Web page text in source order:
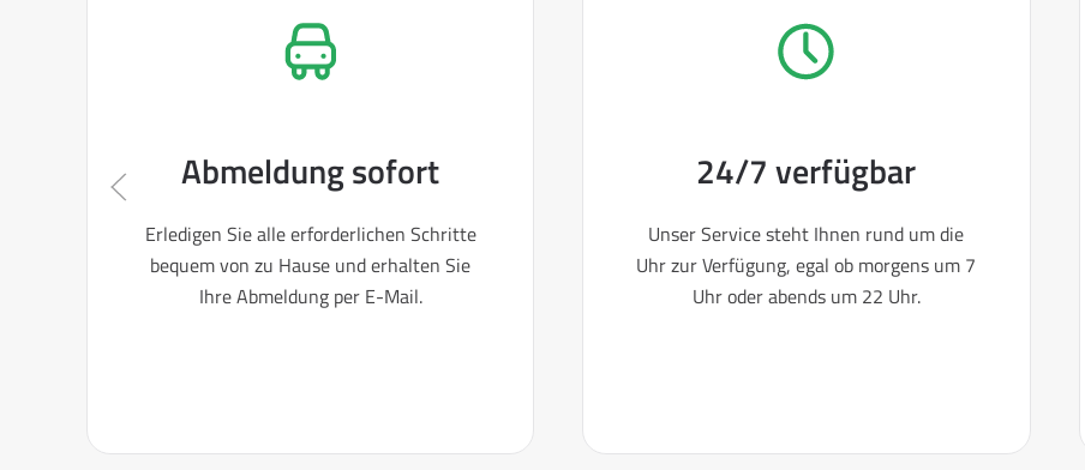
Abmeldung sofort
Erledigen Sie alle erforderlichen Schritte
bequem von zu Hause und erhalten Sie
Ihre Abmeldung per E-Mail.
24/7 verfügbar
Unser Service steht Ihnen rund um die
Uhr zur Verfügung, egal ob morgens um 7
Uhr oder abends um 22 Uhr.